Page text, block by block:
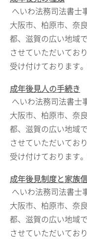
へいわ法務司法書士
大阪市、柏原市、奈
都、滋賀の広い地域
させていただいてお
受け付けております
成年後見人の手続き
へいわ法務司法書士
大阪市、柏原市、奈
都、滋賀の広い地域
させていただいてお
受け付けております
成年後見制度と家族
へいわ法務司法書士
大阪市、柏原市、奈
都、滋賀の広い地域
させていただいてお